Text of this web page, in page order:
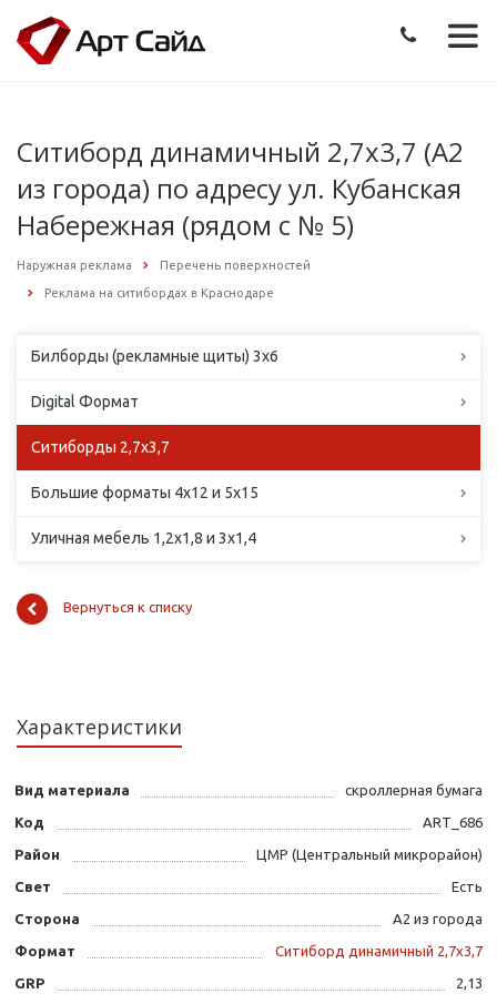
Ситиборд динамичный 2,7х3,7 (А2
из города) по адресу ул. Кубанская
Набережная (рядом с № 5)
Наружная реклама Перечень поверхностей
Реклама на ситибордах в Краснодаре
Билборды (рекламные щиты) 3х6
Digital Формат
Ситиборды 2,7х3,7
Большие форматы 4х12 и 5х15
Уличная мебель 1,2х1,8 и 3х1,4
Вернуться к списку
Характеристики
Вид материала скроллерная бумага
Код ART_686
Район ЦМР (Центральный микрорайон)
Свет Есть
Сторона А2 из города
Формат Ситиборд динамичный 2,7х3,7
GRP 2,13